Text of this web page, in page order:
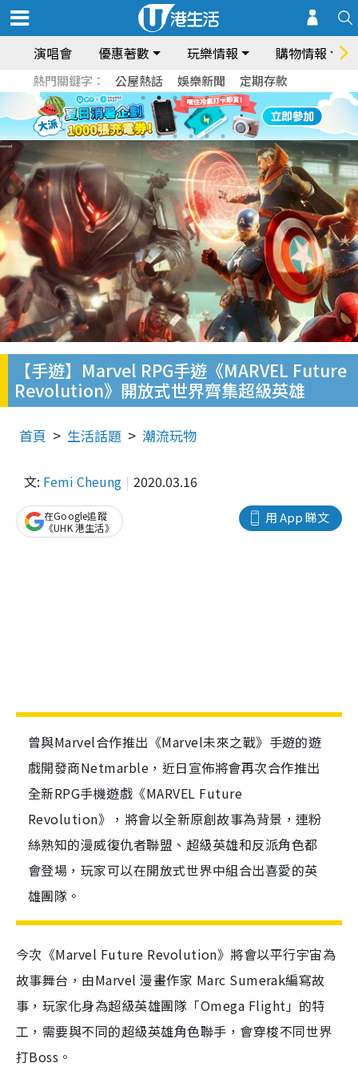
演唱會 優惠著數 玩樂情報 購物情報
熱門關鍵字： 公屋熱話 娛樂新聞 定期存款
【手遊】Marvel RPG手遊《MARVEL Future
Revolution》開放式世界齊集超級英雄
首頁 生活話題 潮流玩物
文: Femi Cheung 2020.03.16
用 App 睇文
在Google追蹤
《UHK 港生活》
曾與Marvel合作推出《Marvel未來之戰》手遊的遊
戲開發商Netmarble，近日宣佈將會再次合作推出
全新RPG手機遊戲《MARVEL Future
Revolution》，將會以全新原創故事為背景，連粉
絲熟知的漫威復仇者聯盟、超級英雄和反派角色都
會登場，玩家可以在開放式世界中組合出喜愛的英
雄團隊。
今次《Marvel Future Revolution》將會以平行宇宙為
故事舞台，由Marvel漫畫作家 Marc Sumerak編寫故
事，玩家化身為超級英雄團隊「Omega Flight」的特
工，需要與不同的超級英雄角色聯手，會穿梭不同世界
打Boss 。